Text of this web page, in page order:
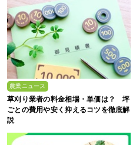
農業ニュース
草刈り業者の料金相場・単価は？ 坪
ごとの費用や安く抑えるコツを徹底解
説